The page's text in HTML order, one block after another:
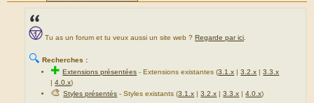
Tu as un forum et tu veux aussi un site web ? Regarde par ici
🔍 Recherches :
✚Extensions présentées -Extensions existantes (3.1.x |3.2.x |3.3.x
|4.0.x)
🎨Styles présentés - Styles existants (3.1.x |3.2.x |3.3.x |4.0.x)